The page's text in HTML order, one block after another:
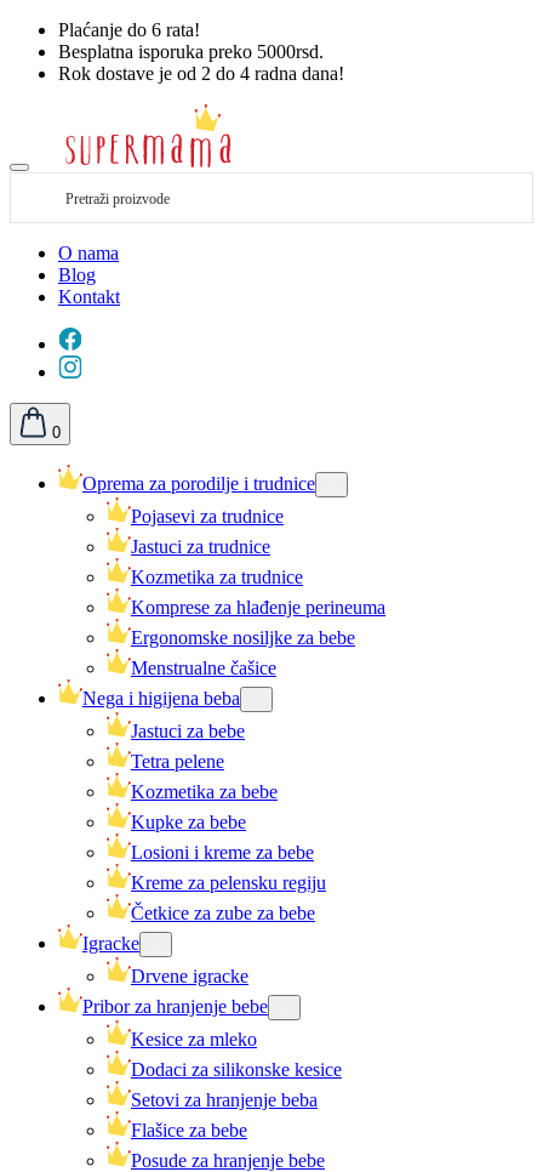
Plaćanje do 6 rata!
Besplatna isporuka preko 5000rsd.
Rok dostave je od 2 do 4 radna dana!
O nama
Blog
Kontakt
0
Oprema za porodilje i trudnice
Pojasevi za trudnice
Jastuci za trudnice
Kozmetika za trudnice
Komprese za hlađenje perineuma
Ergonomske nosiljke za bebe
Menstrualne čašice
Nega i higijena beba
Jastuci za bebe
Tetra pelene
Kozmetika za bebe
Kupke za bebe
Losioni i kreme za bebe
Kreme za pelensku regiju
Četkice za zube za bebe
Igracke
Drvene igracke
Pribor za hranjenje bebe
Kesice za mleko
Dodaci za silikonske kesice
Setovi za hranjenje beba
Flašice za bebe
Posude za hranjenje bebe